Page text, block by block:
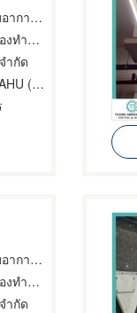
รับซ่อมชิลเลอร์และบำรุงรักษาเครื่องปรับอากาศ - T.S Cool Services
งห้องเย็น
ำกัด
Unit)
รับซ่อมชิลเลอร์และบำรุงรักษาเครื่องปรับอากาศ - T.S Cool Services
วามเย็น
ำกัด